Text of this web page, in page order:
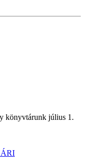
könyvtárunk július 1.